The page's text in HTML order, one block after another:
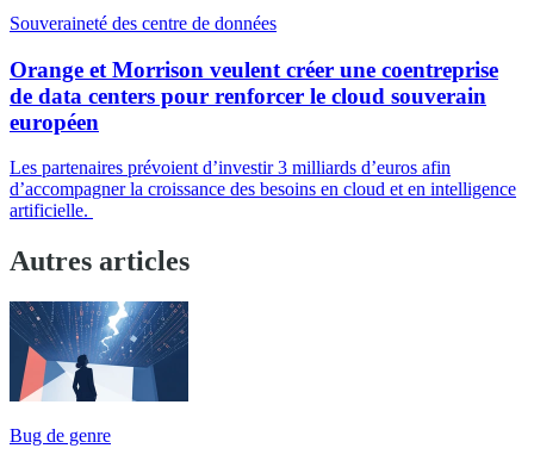
Souveraineté des centre de données
Orange et Morrison veulent créer une coentreprise
de data centers pour renforcer le cloud souverain
européen
Les partenaires prévoient d’investir 3 milliards d’euros afin
d’accompagner la croissance des besoins en cloud et en intelligence
artificielle.
Autres articles
Bug de genre